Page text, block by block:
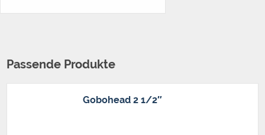
Passende Produkte
Gobohead 2 1/2″